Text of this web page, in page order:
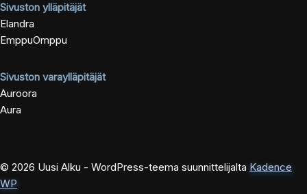
Sivuston ylläpitäjät
Elandra
EmppuOmppu
Sivuston varaylläpitäjät
Auroora
Aura
© 2026 Uusi Alku - WordPress-teema suunnittelijalta Kadence
WP